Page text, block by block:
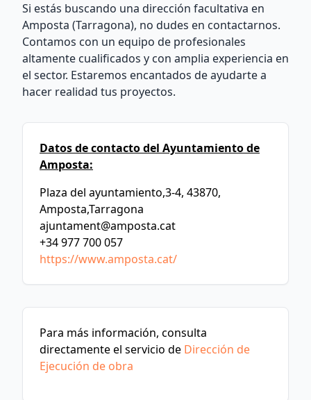
Si estás buscando una dirección facultativa en
Amposta (Tarragona), no dudes en contactarnos.
Contamos con un equipo de profesionales
altamente cualificados y con amplia experiencia en
el sector. Estaremos encantados de ayudarte a
hacer realidad tus proyectos.
Datos de contacto del Ayuntamiento de
Amposta:
Plaza del ayuntamiento,3-4, 43870,
Amposta,Tarragona
ajuntament@amposta.cat
+34 977 700 057
https://www.amposta.cat/
Para más información, consulta
directamente el servicio de Dirección de
Ejecución de obra